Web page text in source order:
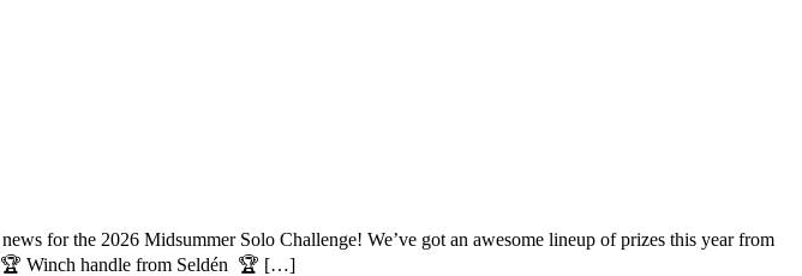
for the 2026 Midsummer Solo Challenge! We’ve got an awesome lineup of prizes this year from
🏆 Winch handle from Seldén 🏆 […]